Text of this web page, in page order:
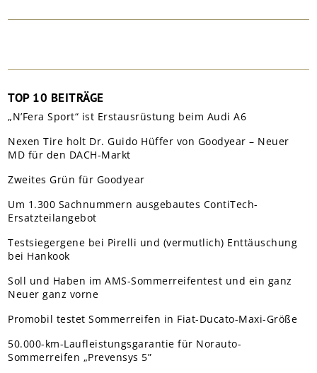
TOP 10 BEITRÄGE
„N’Fera Sport“ ist Erstausrüstung beim Audi A6
Nexen Tire holt Dr. Guido Hüffer von Goodyear – Neuer
MD für den DACH-Markt
Zweites Grün für Goodyear
Um 1.300 Sachnummern ausgebautes ContiTech-
Ersatzteilangebot
Testsiegergene bei Pirelli und (vermutlich) Enttäuschung
bei Hankook
Soll und Haben im AMS-Sommerreifentest und ein ganz
Neuer ganz vorne
Promobil testet Sommerreifen in Fiat-Ducato-Maxi-Größe
50.000-km-Laufleistungsgarantie für Norauto-
Sommerreifen „Prevensys 5”